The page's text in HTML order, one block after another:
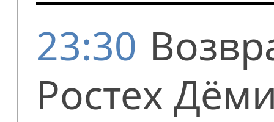
23:30
Ростех